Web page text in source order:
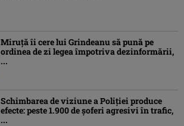
Miruţă îi cere lui Grindeanu să pună pe
ordinea de zi legea împotriva dezinformării,
...
Schimbarea de viziune a Poliţiei produce
efecte: peste 1.900 de şoferi agresivi în trafic,
...